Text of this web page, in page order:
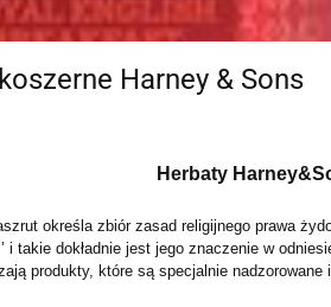
Harney & Sons
Herbaty
określa zbiór zasad religijnego prawa
i takie dokładnie jest jego znaczenie w
produkty, które są specjalnie nadzorowane